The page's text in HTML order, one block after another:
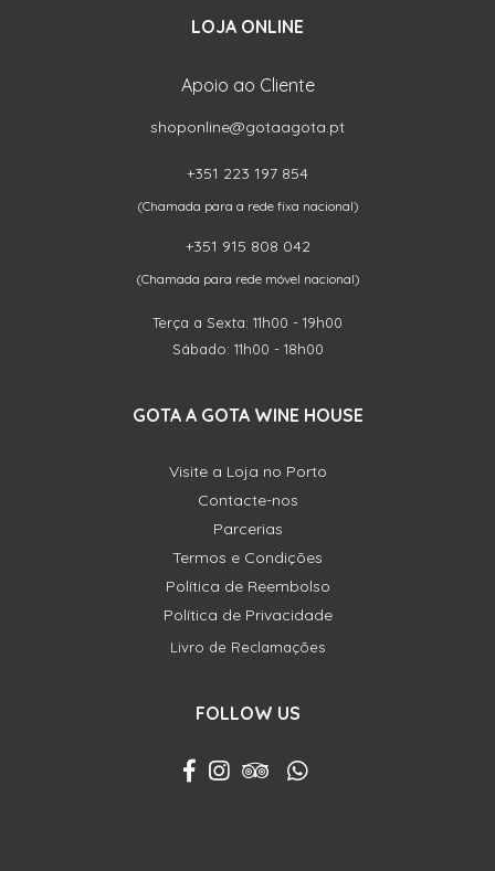
LOJA ONLINE
Apoio ao Cliente
shoponline@gotaagota.pt
+351 223 197 854
(Chamada para a rede fixa nacional)
+351 915 808 042
(Chamada para rede móvel nacional)
Terça a Sexta: 11h00 - 19h00
Sábado: 11h00 - 18h00
GOTA A GOTA WINE HOUSE
Visite a Loja no Porto
Contacte-nos
Parcerias
Termos e Condições
Política de Reembolso
Política de Privacidade
Livro de Reclamações
FOLLOW US